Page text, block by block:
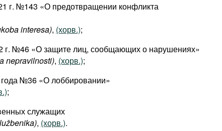
г. №143 «О предотвращении конфликта
interesa), (хорв.);
г. №46 «О защите лиц, сообщающих о нарушениях»
nepravilnosti), (хорв.);
№36 «О лоббировании»
;
служащих
, (хорв.).